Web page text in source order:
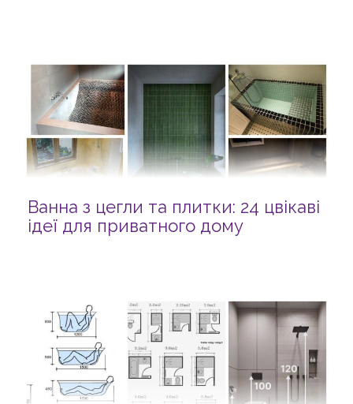
Ванна з цегли та плитки: 24 цвікаві
ідеї для приватного дому